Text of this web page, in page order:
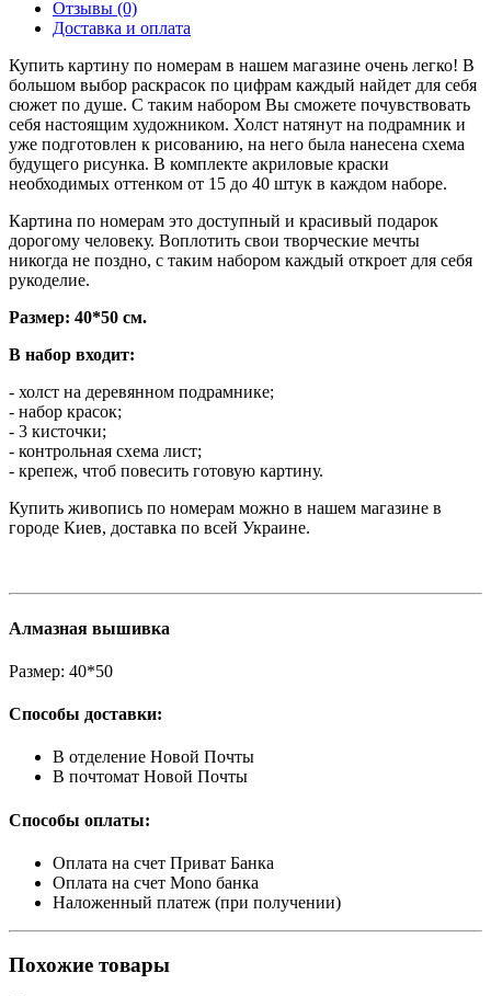
Отзывы (0)
Доставка и оплата
Купить картину по номерам в нашем магазине очень легко! В
большом выбор раскрасок по цифрам каждый найдет для себя
сюжет по душе. С таким набором Вы сможете почувствовать
себя настоящим художником. Холст натянут на подрамник и
уже подготовлен к рисованию, на него была нанесена схема
будущего рисунка. В комплекте акриловые краски
необходимых оттенком от 15 до 40 штук в каждом наборе.
Картина по номерам это доступный и красивый подарок
дорогому человеку. Воплотить свои творческие мечты
никогда не поздно, с таким набором каждый откроет для себя
рукоделие.
Размер: 40*50 см.
В набор входит:
- холст на деревянном подрамнике;
- набор красок;
- 3 кисточки;
- контрольная схема лист;
- крепеж, чтоб повесить готовую картину.
Купить живопись по номерам можно в нашем магазине в
городе Киев, доставка по всей Украине.
Алмазная вышивка
Размер: 40*50
Способы доставки:
В отделение Новой Почты
В почтомат Новой Почты
Способы оплаты:
Оплата на счет Приват Банка
Оплата на счет Mono банка
Наложенный платеж (при получении)
Похожие товары